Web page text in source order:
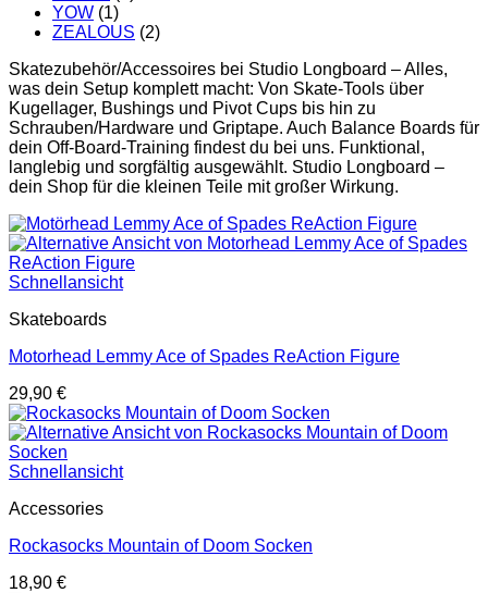
YOW (1)
ZEALOUS (2)
Skatezubehör/Accessoires bei Studio Longboard – Alles,
was dein Setup komplett macht: Von Skate-Tools über
Kugellager, Bushings und Pivot Cups bis hin zu
Schrauben/Hardware und Griptape. Auch Balance Boards für
dein Off-Board-Training findest du bei uns. Funktional,
langlebig und sorgfältig ausgewählt. Studio Longboard –
dein Shop für die kleinen Teile mit großer Wirkung.
Schnellansicht
Skateboards
Motorhead Lemmy Ace of Spades ReAction Figure
29,90 €
Schnellansicht
Accessories
Rockasocks Mountain of Doom Socken
18,90 €